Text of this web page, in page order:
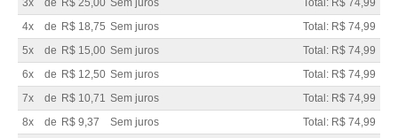
4x
de R$ 18,75 Sem juros
Total: R$ 74,99
5x
de R$ 15,00 Sem juros
Total: R$ 74,99
6x
de R$ 12,50 Sem juros
Total: R$ 74,99
7x
de R$ 10,71 Sem juros
Total: R$ 74,99
8x
de R$ 9,37 Sem juros
Total: R$ 74,99